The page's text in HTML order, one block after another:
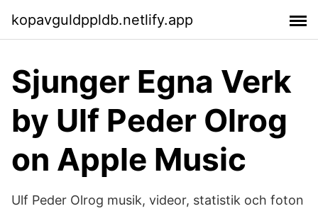
kopavguldppldb.netlify.app
‎Sjunger Egna Verk
by Ulf Peder Olrog
on Apple Music
Ulf Peder Olrog musik, videor, statistik och foton